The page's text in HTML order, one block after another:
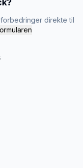
direkte til